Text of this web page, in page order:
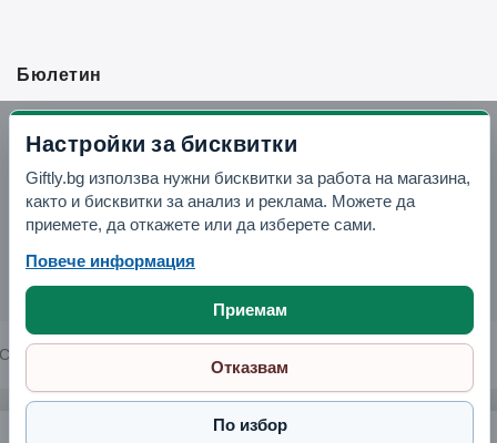
Бюлетин
Вземи -10% отстъпка в Telegram
Отвори Telegram
Copyright © 2026 GIFTLY.BG. All rights reserved.
Настройки за бисквитки
Giftly.bg използва нужни бисквитки за работа на магазина,
както и бисквитки за анализ и реклама. Можете да
приемете, да откажете или да изберете сами.
Повече информация
Приемам
Отказвам
По избор